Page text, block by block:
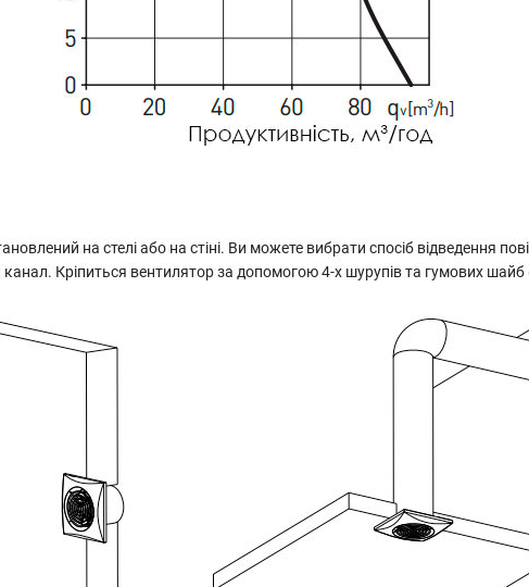
на стелі або на стіні. Ви можете вибрати спосіб відведення
Кріпиться вентилятор за допомогою 4-х шурупів та гумових шайб